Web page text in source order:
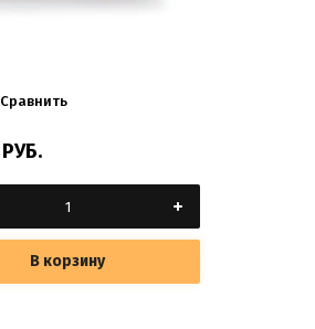
Сравнить
РУБ.
В корзину